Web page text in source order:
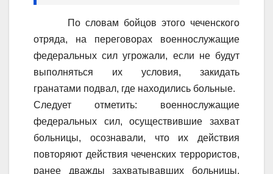
По словам бойцов этого чеченского
отряда, на переговорах военнослужащие
федеральных сил угрожали, если не будут
выполняться их условия, закидать
гранатами подвал, где находились больные.
Следует отметить: военнослужащие
федеральных сил, осуществившие захват
больницы, осознавали, что их действия
повторяют действия чеченских террористов,
ранее дважды захватывавших больницы.